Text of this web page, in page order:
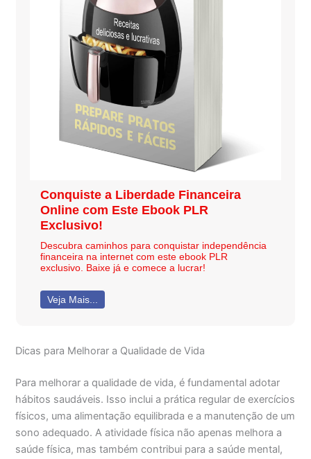
Conquiste a Liberdade Financeira
Online com Este Ebook PLR
Exclusivo!
Descubra caminhos para conquistar independência
financeira na internet com este ebook PLR
exclusivo. Baixe já e comece a lucrar!
Veja Mais...
Dicas para Melhorar a Qualidade de Vida
Para melhorar a qualidade de vida, é fundamental adotar
hábitos saudáveis. Isso inclui a prática regular de exercícios
físicos, uma alimentação equilibrada e a manutenção de um
sono adequado. A atividade física não apenas melhora a
saúde física, mas também contribui para a saúde mental,